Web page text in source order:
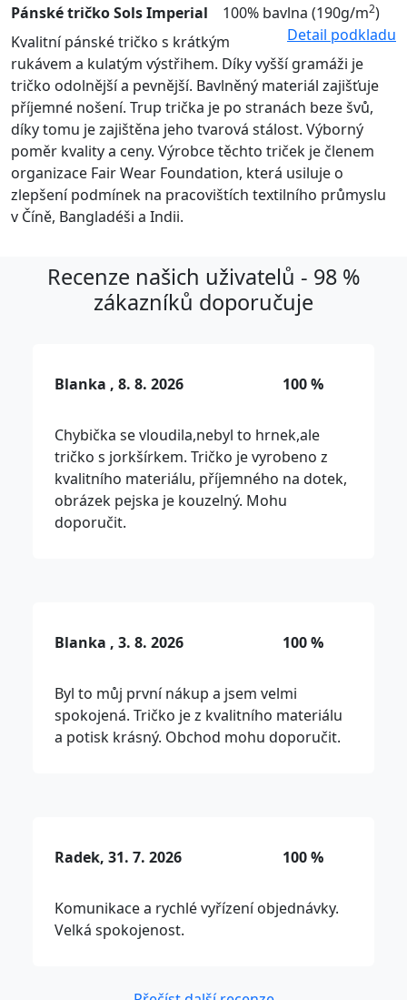
Pánské tričko Sols Imperial 100% bavlna (190g/m2)
Detail podkladu
Kvalitní pánské tričko s krátkým
rukávem a kulatým výstřihem. Díky vyšší gramáži je
tričko odolnější a pevnější. Bavlněný materiál zajišťuje
příjemné nošení. Trup trička je po stranách beze švů,
díky tomu je zajištěna jeho tvarová stálost. Výborný
poměr kvality a ceny. Výrobce těchto triček je členem
organizace Fair Wear Foundation, která usiluje o
zlepšení podmínek na pracovištích textilního průmyslu
v Číně, Bangladéši a Indii.
Recenze našich uživatelů - 98 %
zákazníků doporučuje
Blanka , 8. 8. 2026 100 %
Chybička se vloudila,nebyl to hrnek,ale
tričko s jorkšírkem. Tričko je vyrobeno z
kvalitního materiálu, příjemného na dotek,
obrázek pejska je kouzelný. Mohu
doporučit.
Blanka , 3. 8. 2026 100 %
Byl to můj první nákup a jsem velmi
spokojená. Tričko je z kvalitního materiálu
a potisk krásný. Obchod mohu doporučit.
Radek, 31. 7. 2026 100 %
Komunikace a rychlé vyřízení objednávky.
Velká spokojenost.